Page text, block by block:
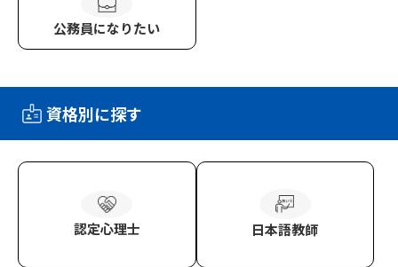
公務員になりたい
資格別に探す
認定心理士 日本語教師